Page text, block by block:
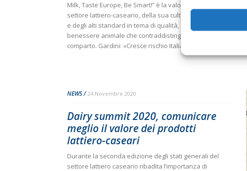
Milk, Taste Europe, Be Smart!” è la valorizzazione del
settore lattiero-caseario, della sua cultura produttiva
e degli alti standard in tema di qualità, sicurezza e
benessere animale che contraddistinguono il
comparto. Gardini: «Cresce rischio Italian sounding»
NEWS 24 Novembre 2020
Dairy summit 2020, comunicare
meglio il valore dei prodotti
lattiero-caseari
Durante la seconda edizione degli stati generali del
settore lattiero caseario ribadita l’importanza di